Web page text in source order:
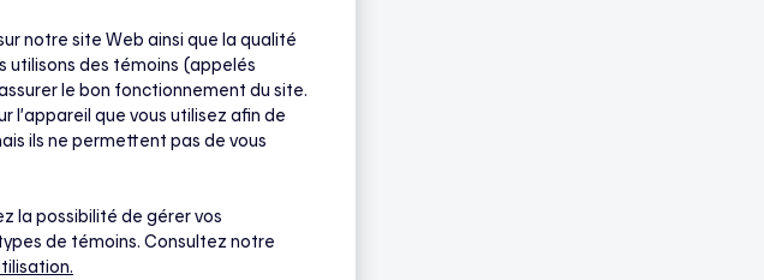
notre chauffage avec des
et d’économiser énergie et
notre site Web ainsi que la qualité
utilisons des témoins (appelés
le bon fonctionnement du site.
l’appareil que vous utilisez afin de
ils ne permettent pas de vous
la possibilité de gérer vos
de témoins. Consultez notre